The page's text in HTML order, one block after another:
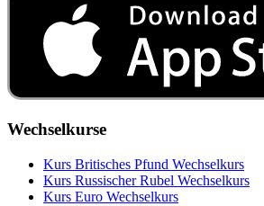
Wechselkurse
Kurs Britisches Pfund Wechselkurs
Kurs Russischer Rubel Wechselkurs
Kurs Euro Wechselkurs